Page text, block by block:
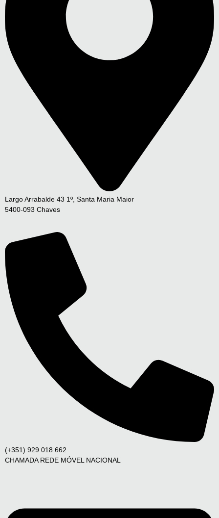
Largo Arrabalde 43 1º, Santa Maria Maior
5400-093 Chaves
(+351) 929 018 662
CHAMADA REDE MÓVEL NACIONAL